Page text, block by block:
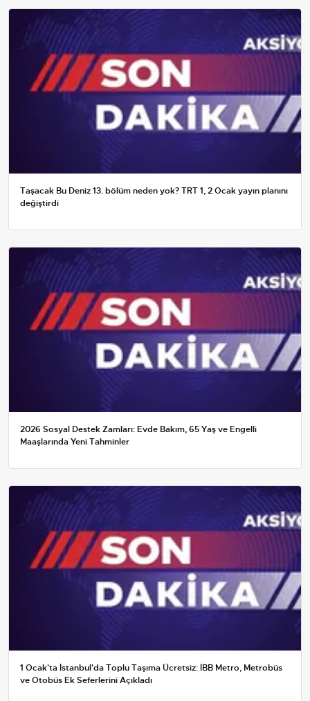
Taşacak Bu Deniz 13. bölüm neden yok? TRT 1, 2 Ocak yayın planını
değiştirdi
2026 Sosyal Destek Zamları: Evde Bakım, 65 Yaş ve Engelli
Maaşlarında Yeni Tahminler
1 Ocak'ta İstanbul'da Toplu Taşıma Ücretsiz: İBB Metro, Metrobüs
ve Otobüs Ek Seferlerini Açıkladı